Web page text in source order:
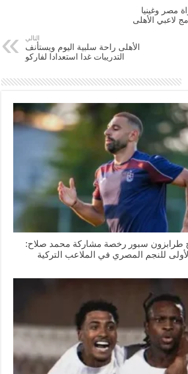
مصر وغينيا
لاعبي الأهلى
التالي
الأهلى راحة سلبية اليوم ويستأنف
التدريبات غدا استعدادا لفاركو
طرابزون سبور رخصة مشاركة محمد صلاح:
للنجم المصري في الملاعب التركية